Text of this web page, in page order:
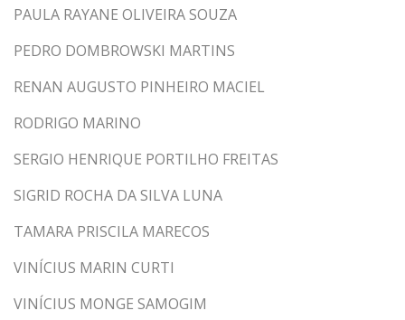
PAULA RAYANE OLIVEIRA SOUZA
PEDRO DOMBROWSKI MARTINS
RENAN AUGUSTO PINHEIRO MACIEL
RODRIGO MARINO
SERGIO HENRIQUE PORTILHO FREITAS
SIGRID ROCHA DA SILVA LUNA
TAMARA PRISCILA MARECOS
VINÍCIUS MARIN CURTI
VINÍCIUS MONGE SAMOGIM